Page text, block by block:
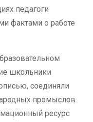
педагоги
фактами о работе
школьники
соединяли
промыслов.
ресурс